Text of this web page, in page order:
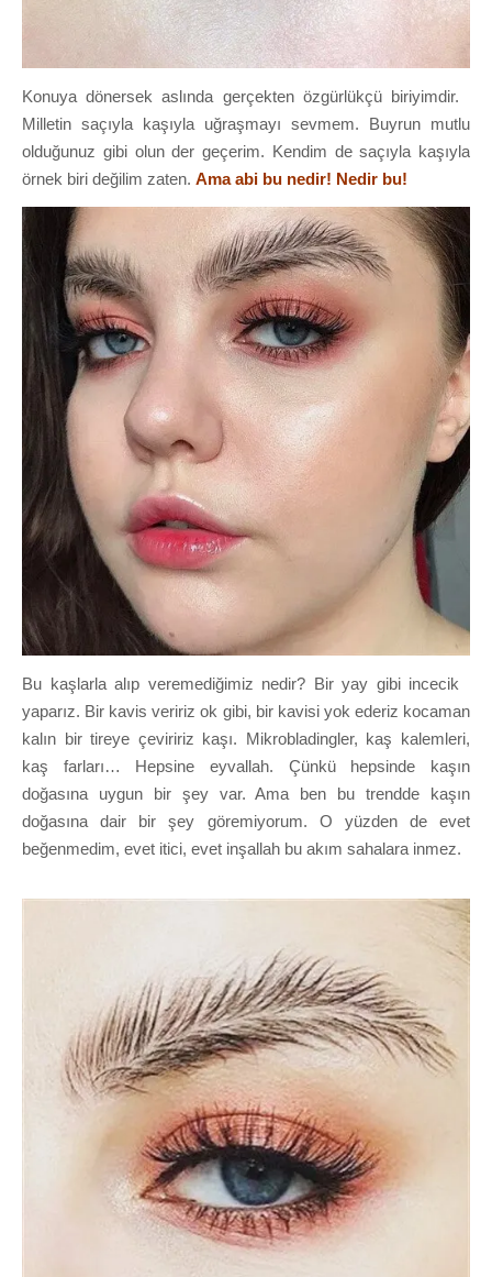
Konuya dönersek aslında gerçekten özgürlükçü biriyimdir.
Milletin saçıyla kaşıyla uğraşmayı sevmem. Buyrun mutlu
olduğunuz gibi olun der geçerim. Kendim de saçıyla kaşıyla
örnek biri değilim zaten. Ama abi bu nedir! Nedir bu!
Bu kaşlarla alıp veremediğimiz nedir? Bir yay gibi incecik
yaparız. Bir kavis veririz ok gibi, bir kavisi yok ederiz kocaman
kalın bir tireye çeviririz kaşı. Mikrobladingler, kaş kalemleri,
kaş farları… Hepsine eyvallah. Çünkü hepsinde kaşın
doğasına uygun bir şey var. Ama ben bu trendde kaşın
doğasına dair bir şey göremiyorum. O yüzden de evet
beğenmedim, evet itici, evet inşallah bu akım sahalara inmez.